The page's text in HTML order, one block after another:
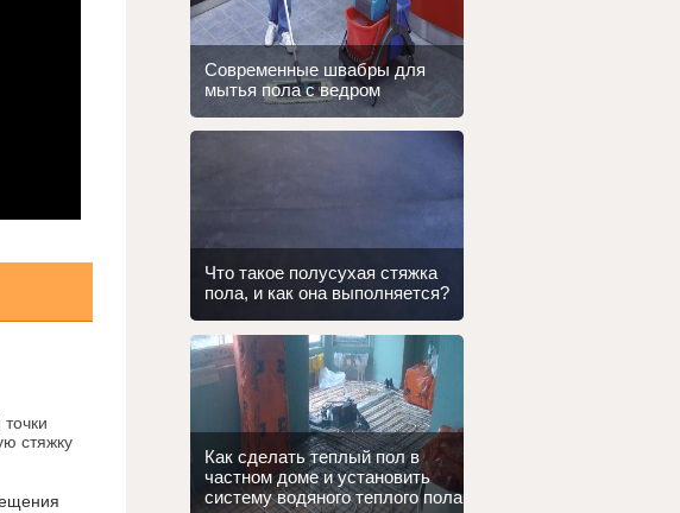
стяжку
Современные швабры для
мытья пола с ведром
Что такое полусухая стяжка
пола, и как она выполняется?
Как сделать теплый пол в
частном доме и установить
систему водяного теплого пола